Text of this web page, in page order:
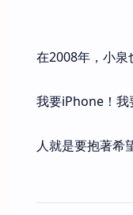
在2008年，小泉
我要iPhone！
人就是要抱著希